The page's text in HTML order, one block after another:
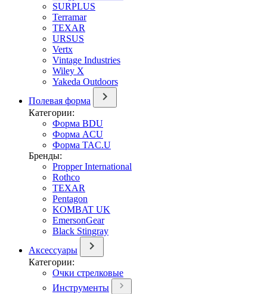
SURPLUS
Terramar
TEXAR
URSUS
Vertx
Vintage Industries
Wiley X
Yakeda Outdoors
Полевая форма
Категории:
Форма BDU
Форма ACU
Форма TAC.U
Бренды:
Propper International
Rothco
TEXAR
Pentagon
KOMBAT UK
EmersonGear
Black Stingray
Аксессуары
Категории:
Очки стрелковые
Инструменты